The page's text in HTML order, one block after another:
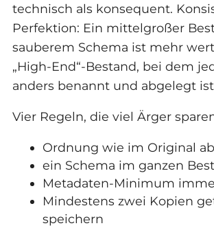
technisch als konsequent.
Perfektion: Ein mittelgroßer
sauberem Schema ist mehr
„High-End“-Bestand, bei dem
anders benannt und abgelegt
Vier Regeln, die viel Ärger
Ordnung wie im Original
ein Schema im ganzen
Metadaten-Minimum
Mindestens zwei Kopien
speichern